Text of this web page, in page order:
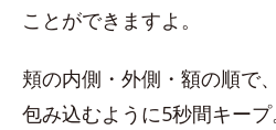
ことができますよ。
頬の内側・外側・額の順で
包み込むように5秒間キー